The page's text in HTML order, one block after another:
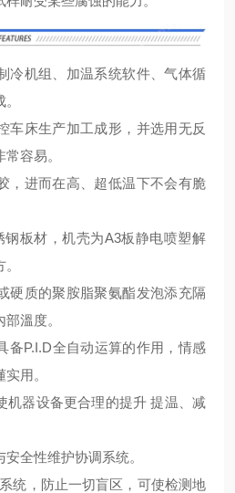
冷机组、加温系统软件、气体循
车床生产加工成形，并选用无反
容易。
，进而在高、超低温下不会有脆
钢板材，机壳为A3板静电喷塑解
硬质的聚胺脂聚氨酯发泡添充隔
溫度。
备P.I.D全自动运算的作用，情感
用。
机器设备更合理的提升 提温、减
全性维护协调系统。
统，防止一切盲区，可使检测地